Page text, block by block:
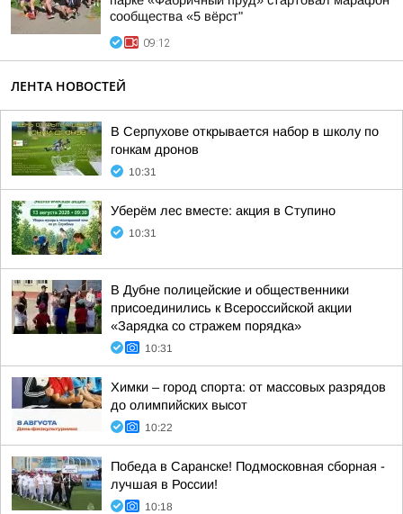
сообщества «5 вёрст"
09:12
ЛЕНТА НОВОСТЕЙ
В Серпухове открывается набор в школу по
гонкам дронов
10:31
Уберём лес вместе: акция в Ступино
10:31
В Дубне полицейские и общественники
присоединились к Всероссийской акции
«Зарядка со стражем порядка»
10:31
Химки – город спорта: от массовых разрядов
до олимпийских высот
10:22
Победа в Саранске! Подмосковная сборная -
лучшая в России!
10:18